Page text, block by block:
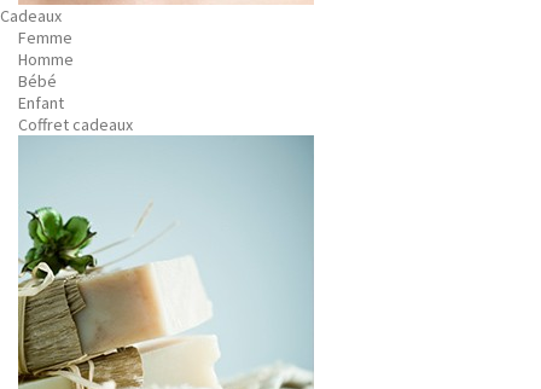
Cadeaux
Femme
Homme
Bébé
Enfant
Coffret cadeaux